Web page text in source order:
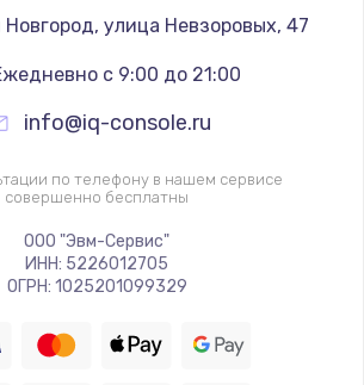
, улица Невзоровых, 47
с 9:00 до 21:00
info@iq-console.ru
по телефону в нашем сервисе
совершенно бесплатны
ООО "Эвм-Сервис"
ИНН: 5226012705
ОГРН: 1025201099329